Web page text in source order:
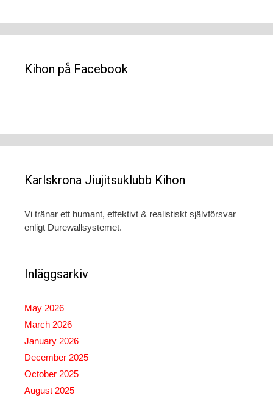
Kihon på Facebook
Karlskrona Jiujitsuklubb Kihon
Vi tränar ett humant, effektivt & realistiskt självförsvar
enligt Durewallsystemet.
Inläggsarkiv
May 2026
March 2026
January 2026
December 2025
October 2025
August 2025